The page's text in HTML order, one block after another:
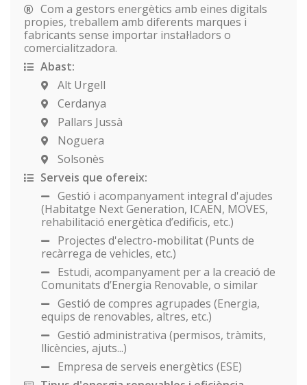
Com a gestors energètics amb eines digitals
propies, treballem amb diferents marques i
fabricants sense importar instal·ladors o
comercialitzadora.
Abast:
Alt Urgell
Cerdanya
Pallars Jussà
Noguera
Solsonès
Serveis que ofereix:
Gestió i acompanyament integral d'ajudes
(Habitatge Next Generation, ICAEN, MOVES,
rehabilitació energètica d’edificis, etc.)
Projectes d'electro-mobilitat (Punts de
recàrrega de vehicles, etc.)
Estudi, acompanyament per a la creació de
Comunitats d’Energia Renovable, o similar
Gestió de compres agrupades (Energia,
equips de renovables, altres, etc.)
Gestió administrativa (permisos, tràmits,
llicències, ajuts...)
Empresa de serveis energètics (ESE)